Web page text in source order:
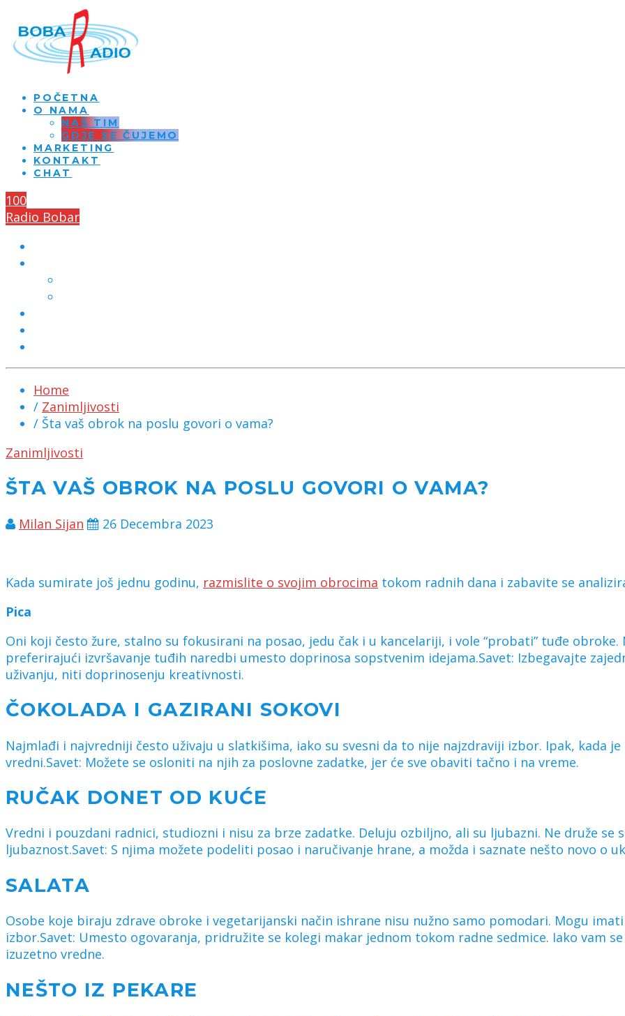
POČETNA
O NAMA
NAŠ TIM
GDJE SE ČUJEMO
MARKETING
KONTAKT
CHAT
100
Radio Bobar
Home
/ Zanimljivosti
/ Šta vaš obrok na poslu govori o vama?
Zanimljivosti
ŠTA VAŠ OBROK NA POSLU GOVORI O VAMA?
Milan Sijan 26 Decembra 2023
Kada sumirate još jednu godinu, razmislite o svojim obrocima tokom radnih dana i zabavite se
Pica
Oni koji često žure, stalno su fokusirani na posao, jedu čak i u kancelariji, i vole “probati” tuđe
preferirajući izvršavanje tuđih naredbi umesto doprinosa sopstvenim idejama.Savet: Izbegavajte
uživanju, niti doprinosenju kreativnosti.
ČOKOLADA I GAZIRANI SOKOVI
Najmlađi i najvredniji često uživaju u slatkišima, iako su svesni da to nije najzdraviji izbor. Ipak, kada
vredni.Savet: Možete se osloniti na njih za poslovne zadatke, jer će sve obaviti tačno i na vreme.
RUČAK DONET OD KUĆE
Vredni i pouzdani radnici, studiozni i nisu za brze zadatke. Deluju ozbiljno, ali su ljubazni. Ne druže se
ljubaznost.Savet: S njima možete podeliti posao i naručivanje hrane, a možda i saznate nešto novo o
SALATA
Osobe koje biraju zdrave obroke i vegetarijanski način ishrane nisu nužno samo pomodari. Mogu
izbor.Savet: Umesto ogovaranja, pridružite se kolegi makar jednom tokom radne sedmice. Iako vam
izuzetno vredne.
NEŠTO IZ PEKARE